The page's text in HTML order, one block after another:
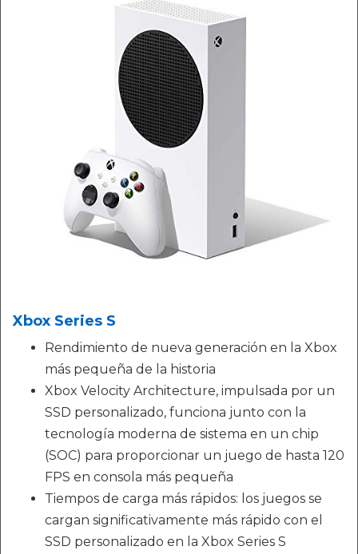
Xbox Series S
Rendimiento de nueva generación en la Xbox
más pequeña de la historia
Xbox Velocity Architecture, impulsada por un
SSD personalizado, funciona junto con la
tecnología moderna de sistema en un chip
(SOC) para proporcionar un juego de hasta 120
FPS en consola más pequeña
Tiempos de carga más rápidos: los juegos se
cargan significativamente más rápido con el
SSD personalizado en la Xbox Series S